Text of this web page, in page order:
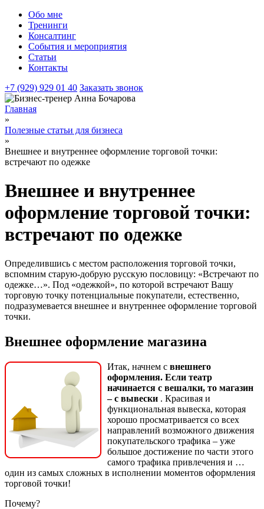
Обо мне
Тренинги
Консалтинг
События и мероприятия
Статьи
Контакты
+7 (929) 929 01 40 Заказать звонок
Главная
»
Полезные статьи для бизнеса
»
Внешнее и внутреннее оформление торговой точки:
встречают по одежке
Внешнее и внутреннее
оформление торговой точки:
встречают по одежке
Определившись с местом расположения торговой точки,
вспомним старую-добрую русскую пословицу: «Встречают по
одежке…». Под «одежкой», по которой встречают Вашу
торговую точку потенциальные покупатели, естественно,
подразумевается внешнее и внутреннее оформление торговой
точки.
Внешнее оформление магазина
Итак, начнем с внешнего
оформления. Если театр
начинается с вешалки, то магазин
– с вывески . Красивая и
функциональная вывеска, которая
хорошо просматривается со всех
направлений возможного движения
покупательского трафика – уже
большое достижение по части этого
самого трафика привлечения и …
один из самых сложных в исполнении моментов оформления
торговой точки!
Почему?